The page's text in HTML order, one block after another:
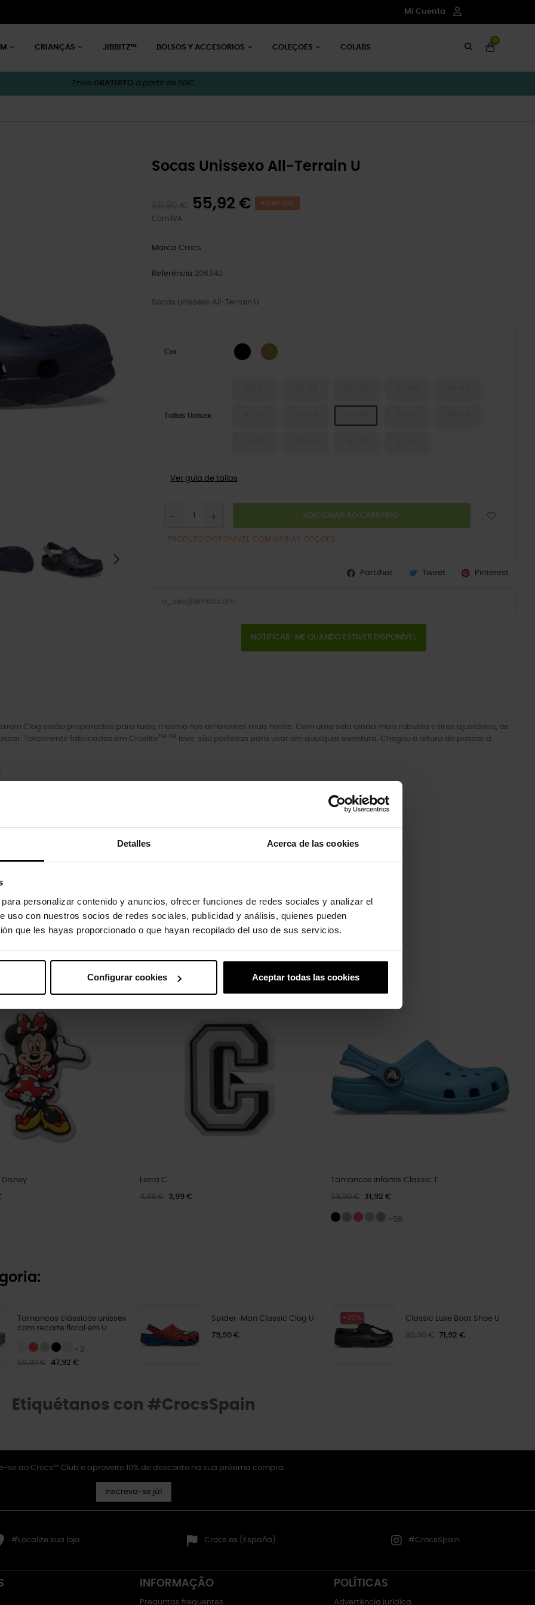
Detalles Acerca de las cookies
personalizar contenido y anuncios, ofrecer funciones de redes sociales y analizar el
uso con nuestros socios de redes sociales, publicidad y análisis, quienes pueden
que les hayas proporcionado o que hayan recopilado del uso de sus servicios.
Configurar cookies Aceptar todas las cookies
Mi Cuenta
CRIANÇAS JIBBITZ™ BOLSOS Y ACCESORIOS COLEÇOES COLABS
0
Envio GRATUITO a partir de 50€.
Socas Unissexo All-Terrain U
55,92 € POUPE 20%
Com IVA
Marca Crocs
Referência 206340
Socas unissexo All-Terrain U
Cor BLACK/BLACK
Khaki/Multi
Tallas Unisex
Ver guía de tallas
ADICIONAR AO CARRINHO
PRODUTO DISPONÍVEL COM VÁRIAS OPÇÕES
Partilhar Tweet Pinterest
NOTIFICAR-ME QUANDO ESTIVER DISPONÍVEL
Clog estão preparadas para tudo, mesmo nos ambientes mais hostis. Com uma sola ainda mais robusta e tiras ajustáveis, os
Totalmente fabricadas em CrosliteTM TM
leve, são perfeitas para usar em qualquer aventura. Chegou a altura de passar à
da água.
não devem ser demasiado apertadas, devem estar soltas.
os ângulos.
também compraram:
Disney Letra C
4,99 € 3,99 €
Tamancos infantis Classic T
39,90 € 31,92 €
+56
Tamancos clássicos unissex
com recorte floral em U
+3
59,90 €
47,92 €
Spider-Man Classic Clog U
79,90 €
-20% Classic Luxe Boat Shoe U
89,90 € 71,92 €
Etiquétanos con #CrocsSpain
se ao Crocs™ Club e aproveite 10% de desconto na sua próxima compra.
Inscreva-se já!
#Localize sua loja Crocs.es (España) #CrocsSpain
INFORMAÇÃO
Preguntas frequentes
POLÍTICAS
Advertência jurídica